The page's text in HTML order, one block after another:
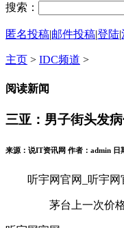
搜索：
匿名投稿|邮件投稿|登陆|
主页 > IDC频道 >
阅读新闻
三亚：男子街头发
来源：说IT资讯网 作者：admin
听宇网官网_听宇网官
茅台上一次价格调整